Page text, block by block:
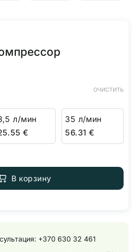
л/мин
€
35 л/мин
56.31 €
ОЧИСТИТЬ
компрессор
В корзину
+370 630 32 461